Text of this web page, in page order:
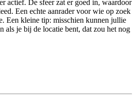
actief. De sfeer zat er goed in, waardoor
Een echte aanrader voor wie op zoek
Een kleine tip: misschien kunnen jullie
als je bij de locatie bent, dat zou het nog